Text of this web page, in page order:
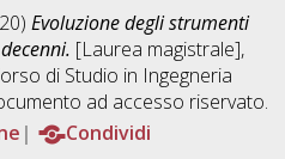
Evoluzione degli strumenti
[Laurea magistrale],
di Studio in Ingegneria
ad accesso riservato.
Condividi